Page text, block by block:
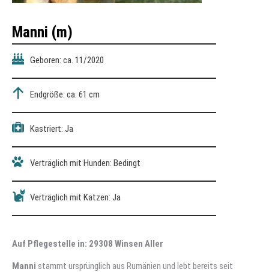
Manni (m)
Geboren: ca. 11/2020
Endgröße: ca. 61 cm
Kastriert: Ja
Verträglich mit Hunden: Bedingt
Verträglich mit Katzen: Ja
Auf Pflegestelle in: 29308 Winsen Aller
Manni stammt ursprünglich aus Rumänien und lebt bereits seit